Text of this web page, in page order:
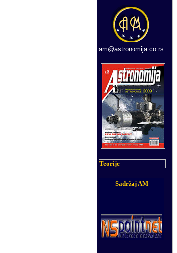
am@astronomija.co.rs
Teorije
Sadržaj AM